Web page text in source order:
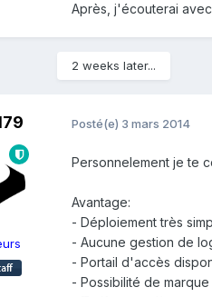
Après, j'écouterai
2 weeks later...
Posté(e) 3 mars 2014
Personnelement je te
Avantage:
- Déploiement très
- Aucune gestion de
- Portail d'accès
- Possibilité de